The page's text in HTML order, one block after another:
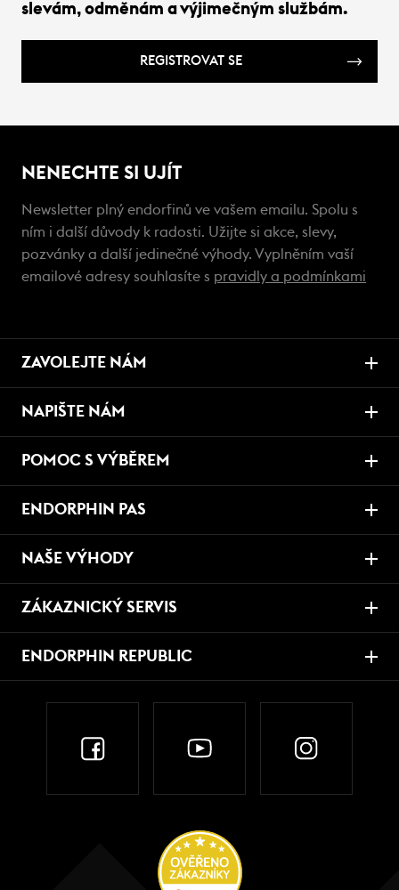
slevám, odměnám a výjimečným službám.
REGISTROVAT SE
NENECHTE SI UJÍT
Newsletter plný endorfinů ve vašem emailu. Spolu s
ním i další důvody k radosti. Užijte si akce, slevy,
pozvánky a další jedinečné výhody. Vyplněním vaší
emailové adresy souhlasíte s pravidly a podmínkami
ZAVOLEJTE NÁM
NAPIŠTE NÁM
POMOC S VÝBĚREM
ENDORPHIN PAS
NAŠE VÝHODY
ZÁKAZNICKÝ SERVIS
ENDORPHIN REPUBLIC